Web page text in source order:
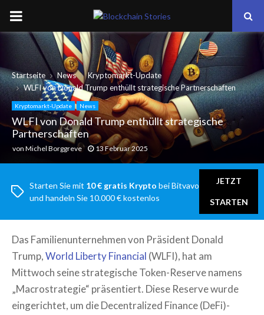
PRIMARY
MENU
Startseite News
Kryptomarkt-Update
WLFI von Donald Trump enthüllt strategische Partnerschaften
Kryptomarkt-Update News
WLFI von Donald Trump enthüllt strategische
Partnerschaften
von Michel Borggreve 13 Februar 2025
Starten Sie mit 10 € gratis Krypto bei Bitvavo
und handeln Sie 10.000 € kostenlos
JETZT
STARTEN
Das Familienunternehmen von Präsident Donald
Trump,World Liberty Financial (WLFI), hat am
Mittwoch seine strategische Token-Reserve namens
„Macrostrategie“ präsentiert. Diese Reserve wurde
eingerichtet, um die Decentralized Finance (DeFi)-